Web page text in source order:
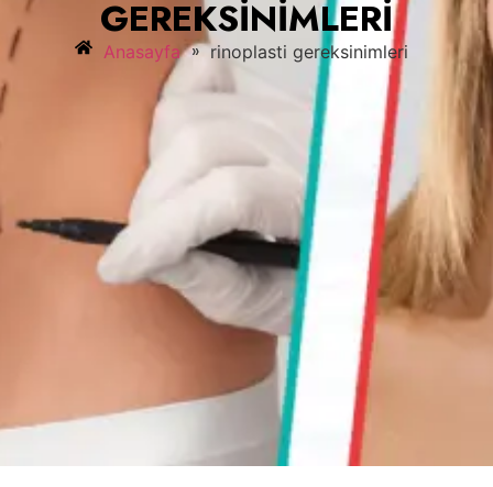
GEREKSINIMLERI
Anasayfa » rinoplasti gereksinimleri